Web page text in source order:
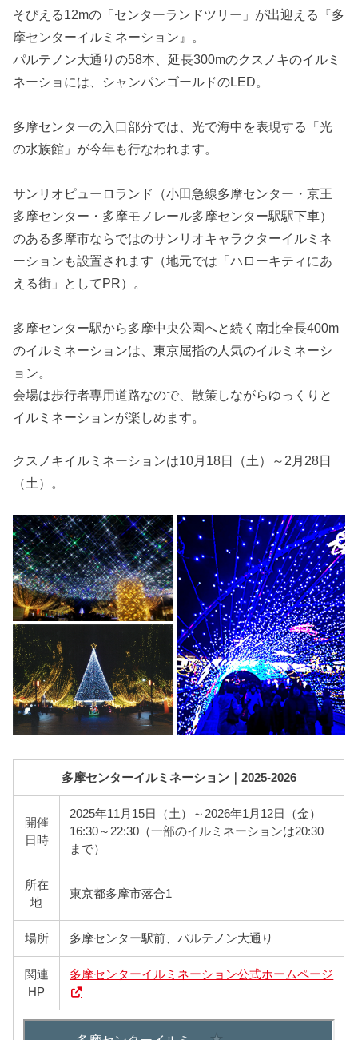
そびえる12mの「センターランドツリー」が出迎える『多
摩センターイルミネーション』。
パルテノン大通りの58本、延長300mのクスノキのイルミ
ネーショには、シャンパンゴールドのLED。
多摩センターの入口部分では、光で海中を表現する「光
の水族館」が今年も行なわれます。
サンリオピューロランド（小田急線多摩センター・京王
多摩センター・多摩モノレール多摩センター駅駅下車）
のある多摩市ならではのサンリオキャラクターイルミネ
ーションも設置されます（地元では「ハローキティにあ
える街」としてPR）。
多摩センター駅から多摩中央公園へと続く南北全長400m
のイルミネーションは、東京屈指の人気のイルミネーシ
ョン。
会場は歩行者専用道路なので、散策しながらゆっくりと
イルミネーションが楽しめます。
クスノキイルミネーションは10月18日（土）～2月28日
（土）。
多摩センターイルミネーション｜2025-2026
開催
日時
2025年11月15日（土）～2026年1月12日（金）
16:30～22:30（一部のイルミネーションは20:30
まで）
所在
地
東京都多摩市落合1
場所 多摩センター駅前、パルテノン大通り
関連
HP
多摩センターイルミネーション公式ホームページ